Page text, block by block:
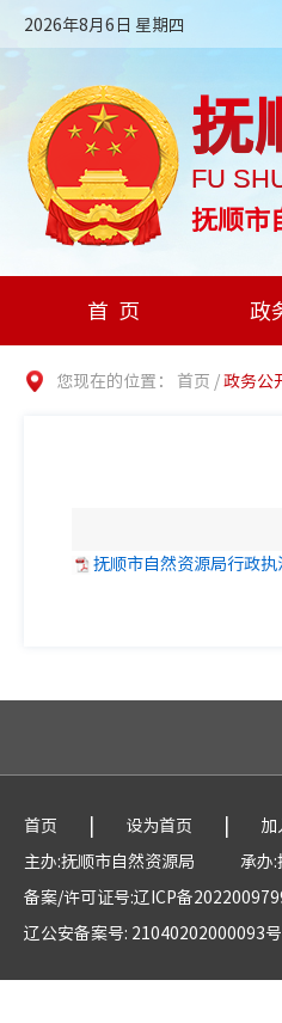
2026年8月6日 星期四
抚
FU
抚顺市
首页 政
您现在的位置： 首页 /政务公
抚顺市自然资源局行政
首页 | 设为首页 |
主办:抚顺市自然资源局
承办
备案/许可证号:辽ICP备
辽公安备案号: 21040202000093号